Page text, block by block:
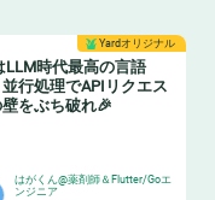
Yardオリジナル
LLM時代最高の言語
行処理でAPIリクエス
壁をぶち破れ🎉
はがくん@薬剤師＆Flutter/Goエ
ンジニア